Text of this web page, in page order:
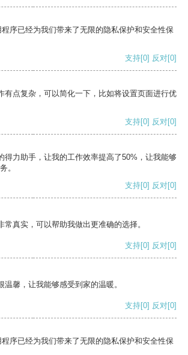
序已经为我们带来了无限的隐私保护和安全性保
支持[0] 反对[0]
有点复杂，可以简化一下，比如将设置页面进行优
支持[0] 反对[0]
得力助手，让我的工作效率提高了50%，让我能够
。
支持[0] 反对[0]
常真实，可以帮助我做出更准确的选择。
支持[0] 反对[0]
温馨，让我能够感受到家的温暖。
支持[0] 反对[0]
序已经为我们带来了无限的隐私保护和安全性保